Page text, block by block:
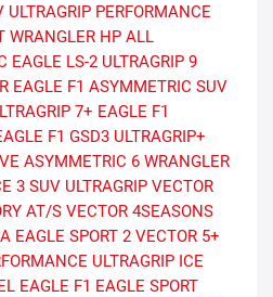
ULTRAGRIP PERFORMANCE
WRANGLER HP ALL
EAGLE LS-2 ULTRAGRIP 9
EAGLE F1 ASYMMETRIC SUV
7+ EAGLE F1
F1 GSD3 ULTRAGRIP+
ASYMMETRIC 6 WRANGLER
3 SUV ULTRAGRIP VECTOR
AT/S VECTOR 4SEASONS
EAGLE SPORT 2 VECTOR 5+
ULTRAGRIP ICE
EAGLE F1 EAGLE SPORT